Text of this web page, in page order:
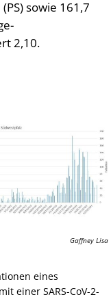
sowie 161,7
2,10.
Gaffney Lisa
eines
einer SARS-CoV-2-